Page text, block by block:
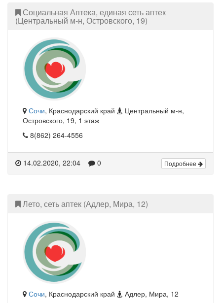
Социальная Аптека, единая сеть аптек
(Центральный м-н, Островского, 19)
Сочи, Краснодарский край
Центральный м-н,
Островского, 19, 1 этаж
8(862) 264-4556
14.02.2020, 22:04 0 Подробнее
Лето, сеть аптек (Адлер, Мира, 12)
Сочи, Краснодарский край
Адлер, Мира, 12